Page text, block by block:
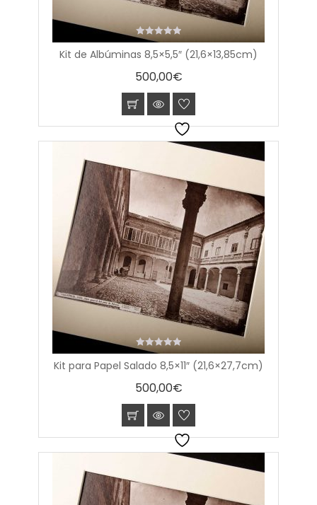
Kit de Albúminas 8,5×5,5″ (21,6×13,85cm)
0
out
5
500,00€
Kit para Papel Salado 8,5×11″ (21,6×27,7cm)
0
out
5
500,00€